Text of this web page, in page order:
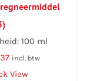
100 ml
incl. btw
View